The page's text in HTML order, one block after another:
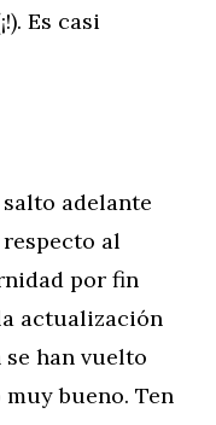
Es casi
adelante
al
por fin
actualización
se han vuelto
bueno. Ten